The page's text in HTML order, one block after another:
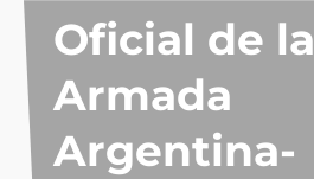
Oficial de la
Armada
Argentina-